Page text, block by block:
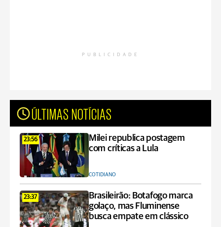
PUBLICIDADE
ÚLTIMAS NOTÍCIAS
23:56
Milei republica postagem
com críticas a Lula
COTIDIANO
23:37
Brasileirão: Botafogo marca
golaço, mas Fluminense
busca empate em clássico